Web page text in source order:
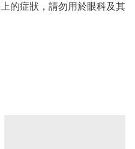
的症狀，請勿用於眼科及其